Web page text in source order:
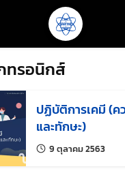
ทรอนิกส์
ปฏิบัติการเคมี (
และทักษะ)
9 ตุลาคม 2563แก้ไข